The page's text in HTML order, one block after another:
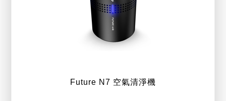
Future N7 空氣清淨機